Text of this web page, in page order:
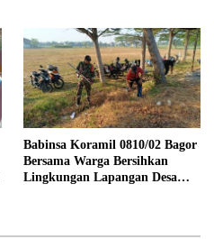
Babinsa Koramil 0810/02 Bagor
Bersama Warga Bersihkan
Lingkungan Lapangan Desa